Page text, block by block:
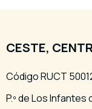
CESTE,
Código RUCT
P.º de Los Infantes